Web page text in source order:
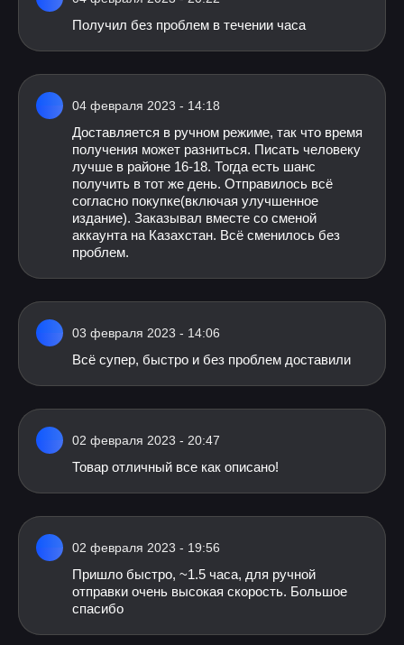
Получил без проблем в течении часа
04 февраля 2023 - 14:18
Доставляется в ручном режиме, так что время
получения может разниться. Писать человеку
лучше в районе 16-18. Тогда есть шанс
получить в тот же день. Отправилось всё
согласно покупке(включая улучшенное
издание). Заказывал вместе со сменой
аккаунта на Казахстан. Всё сменилось без
проблем.
03 февраля 2023 - 14:06
Всё супер, быстро и без проблем доставили
02 февраля 2023 - 20:47
Товар отличный все как описано!
02 февраля 2023 - 19:56
Пришло быстро, ~1.5 часа, для ручной
отправки очень высокая скорость. Большое
спасибо